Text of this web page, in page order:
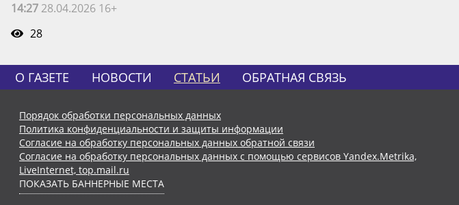
14:27 28.04.2026 16+
28
О ГАЗЕТЕ НОВОСТИ СТАТЬИ ОБРАТНАЯ СВЯЗЬ
Порядок обработки персональных данных
Политика конфиденциальности и защиты информации
Согласие на обработку персональных данных обратной связи
Согласие на обработку персональных данных с помощью сервисов Yandex.Metrika,
LiveInternet, top.mail.ru
ПОКАЗАТЬ БАННЕРНЫЕ МЕСТА